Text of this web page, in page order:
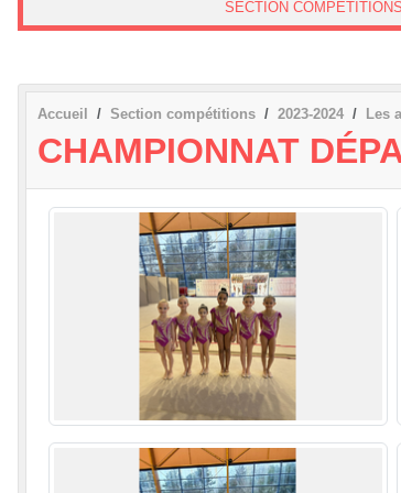
SECTION COMPÉTITIONS
Accueil Section compétitions 2023-2024 Les
CHAMPIONNAT